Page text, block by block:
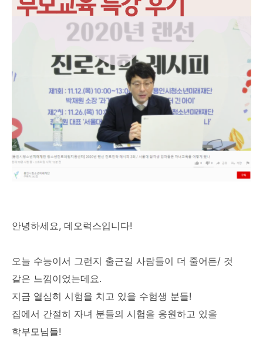
안녕하세요, 데오럭스입니다!
오늘 수능이서 그런지 출근길 사람들이 더 줄어든/ 것
같은 느낌이었는데요.
지금 열심히 시험을 치고 있을 수험생 분들!
집에서 간절히 자녀 분들의 시험을 응원하고 있을
학부모님들!